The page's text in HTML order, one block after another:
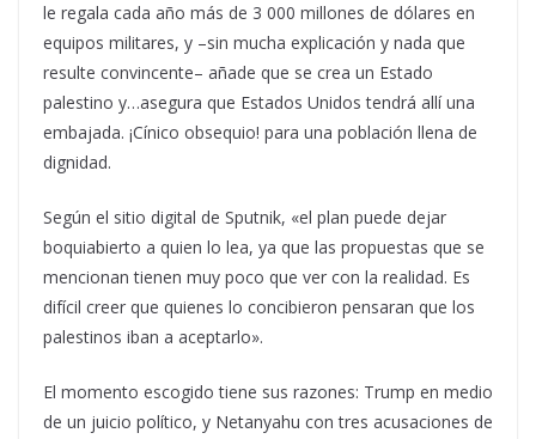
le regala cada año más de 3 000 millones de dólares en
equipos militares, y –sin mucha explicación y nada que
resulte convincente– añade que se crea un Estado
palestino y…asegura que Estados Unidos tendrá allí una
embajada. ¡Cínico obsequio! para una población llena de
dignidad.
Según el sitio digital de Sputnik, «el plan puede dejar
boquiabierto a quien lo lea, ya que las propuestas que se
mencionan tienen muy poco que ver con la realidad. Es
difícil creer que quienes lo concibieron pensaran que los
palestinos iban a aceptarlo».
El momento escogido tiene sus razones: Trump en medio
de un juicio político, y Netanyahu con tres acusaciones de